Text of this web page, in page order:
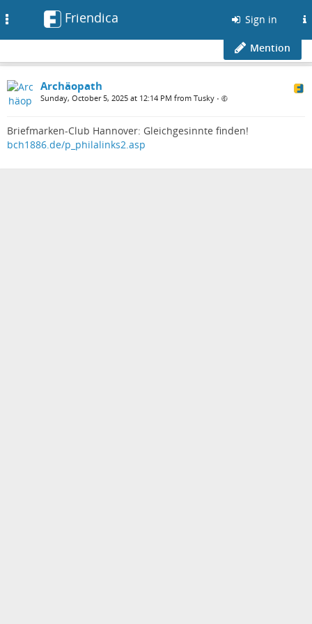
Friendica Sign in
Mention
Archäopath
Sunday, October 5, 2025 at 12:14 PM from Tusky •
Briefmarken-Club Hannover: Gleichgesinnte finden!
bch1886.de/p_philalinks2.asp